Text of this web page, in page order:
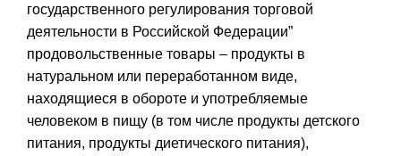
государственного регулирования торговой
деятельности в Российской Федерации”
продовольственные товары – продукты в
натуральном или переработанном виде,
находящиеся в обороте и употребляемые
человеком в пищу (в том числе продукты детского
питания, продукты диетического питания),